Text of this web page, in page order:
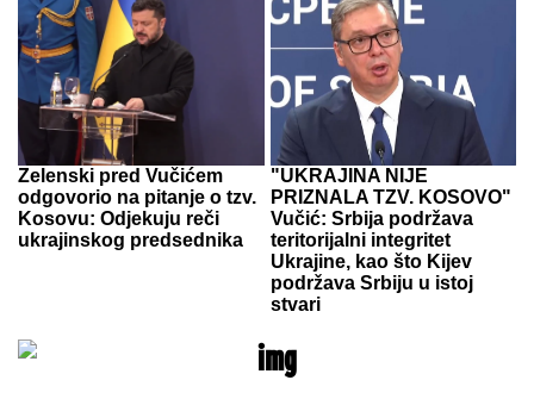
Zelenski pred Vučićem
odgovorio na pitanje o tzv.
Kosovu: Odjekuju reči
ukrajinskog predsednika
"UKRAJINA NIJE
PRIZNALA TZV. KOSOVO"
Vučić: Srbija podržava
teritorijalni integritet
Ukrajine, kao što Kijev
podržava Srbiju u istoj
stvari